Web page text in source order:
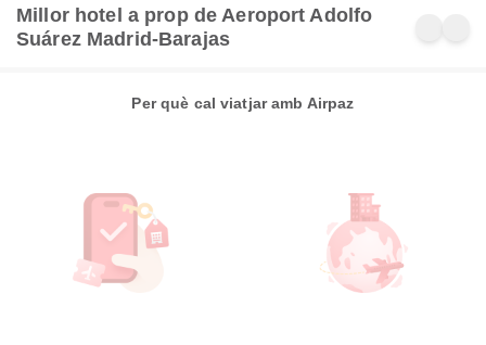
Millor hotel a prop de Aeroport Adolfo
Suárez Madrid-Barajas
Per què cal viatjar amb Airpaz